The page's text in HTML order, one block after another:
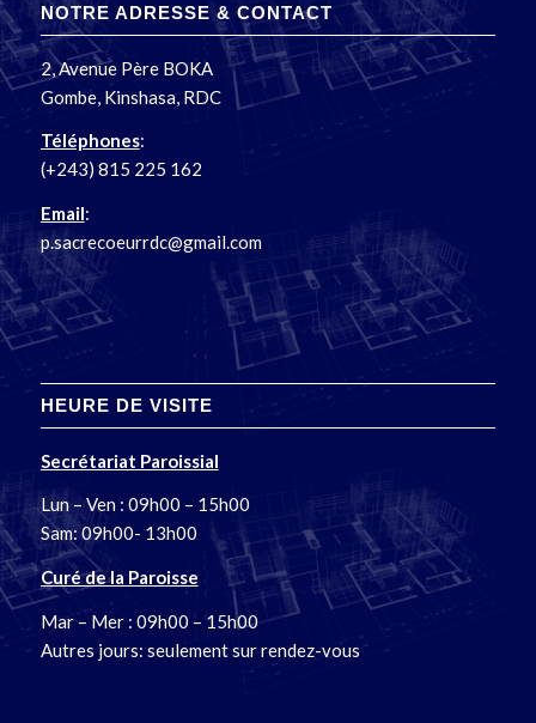
NOTRE ADRESSE & CONTACT
2, Avenue Père BOKA
Gombe, Kinshasa, RDC
Téléphones:
(+243) 815 225 162
Email:
p.sacrecoeurrdc@gmail.com
HEURE DE VISITE
Secrétariat Paroissial
Lun – Ven : 09h00 – 15h00
Sam: 09h00- 13h00
Curé de la Paroisse
Mar – Mer : 09h00 – 15h00
Autres jours: seulement sur rendez-vous